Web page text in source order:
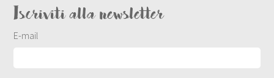
Iscriviti alla newsletter
E-mail